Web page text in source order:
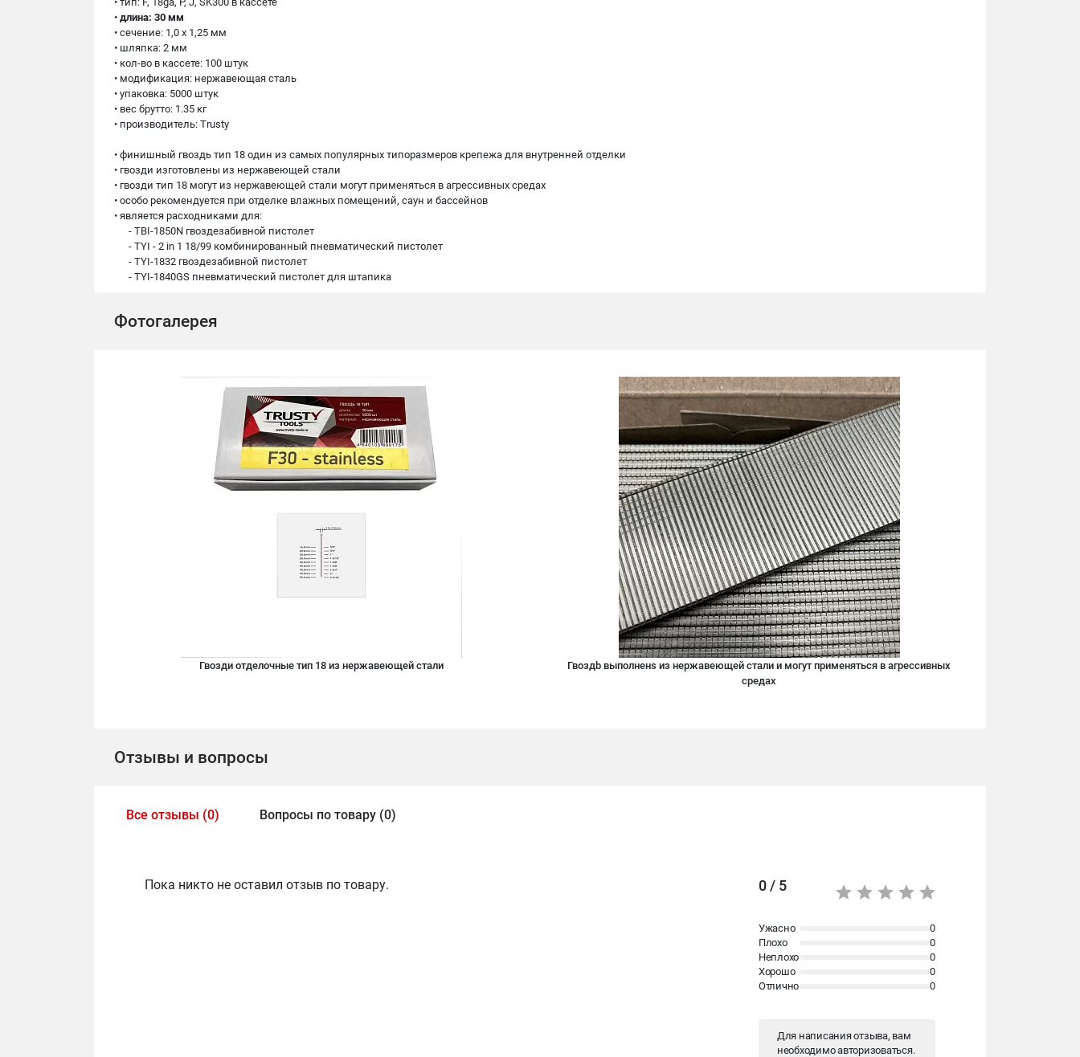
• длина: 30 мм
• сечение: 1,0 x 1,25 мм
• шляпка: 2 мм
• кол-во в кассете: 100 штук
• модификация: нержавеющая сталь
• упаковка: 5000 штук
• вес брутто: 1.35 кг
• производитель: Trusty
• финишный гвоздь тип 18 один из самых популярных типоразмеров крепежа для внутренней отделки
• гвозди изготовлены из нержавеющей стали
• гвозди тип 18 могут из нержавеющей стали могут применяться в агрессивных средах
• особо рекомендуется при отделке влажных помещений, саун и бассейнов
• является расходниками для:
- TBI-1850N гвоздезабивной пистолет
- TYI - 2 in 1 18/99 комбинированный пневматический пистолет
- TYI-1832 гвоздезабивной пистолет
- TYI-1840GS пневматический пистолет для штапика
Фотогалерея
Гвозди отделочные тип 18 из нержавеющей стали
Гвоздb выполненs из нержавеющей стали и могут применяться в агрессивных
средах
Отзывы и вопросы
Все отзывы (0) Вопросы по товару (0)
Пока никто не оставил отзыв по товару. 0 / 5
Ужасно
0
Плохо
0
Неплохо
0
Хорошо
0
Отлично
0
Для написания отзыва, вам
необходимоавторизоваться.